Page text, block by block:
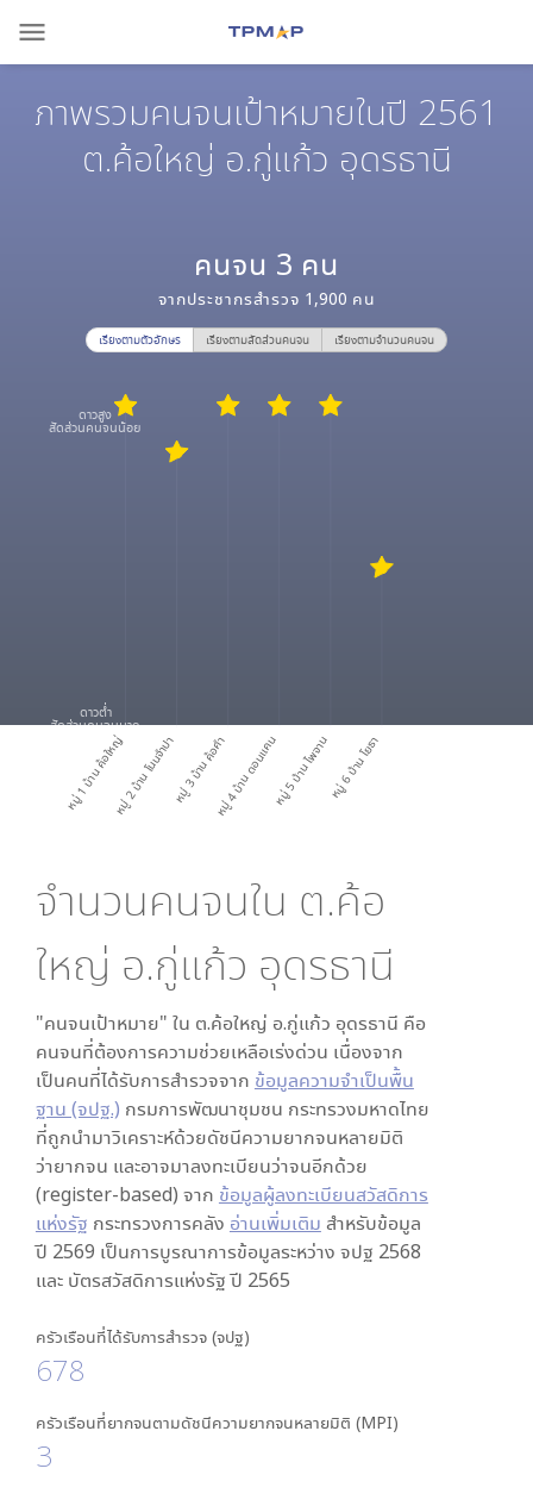
menu
ภาพรวมคนจนเป้าหมายในปี 2561
ต.ค้อใหญ่ อ.กู่แก้ว อุดรธานี
คนจน 3 คน
จากประชากรสำรวจ 1,900 คน
เรียงตามตัวอักษร เรียงตามสัดส่วนคนจน เรียงตามจำนวนคนจน
หมู่ 1 บ้าน ค้อใหญ่หมู่ 2 บ้าน โนนจำปาหมู่ 3 บ้าน ค้อคำหมู่ 4 บ้าน ดอนแคนหมู่ 5 บ้าน ไพจานหมู่ 6 บ้าน โยธา
ดาวสูง
สัดส่วนคนจนน้อย
ดาวต่ำ
สัดส่วนคนจนมาก
จำนวนคนจนใน ต.ค้อ
ใหญ่ อ.กู่แก้ว อุดรธานี
"คนจนเป้าหมาย" ใน ต.ค้อใหญ่ อ.กู่แก้ว อุดรธานี คือ
คนจนที่ต้องการความช่วยเหลือเร่งด่วน เนื่องจาก
เป็นคนที่ได้รับการสำรวจจาก ข้อมูลความจำเป็นพื้น
ฐาน (จปฐ.) กรมการพัฒนาชุมชน กระทรวงมหาดไทย
ที่ถูกนำมาวิเคราะห์ด้วยดัชนีความยากจนหลายมิติ
ว่ายากจน และอาจมาลงทะเบียนว่าจนอีกด้วย
(register-based) จาก ข้อมูลผู้ลงทะเบียนสวัสดิการ
แห่งรัฐ กระทรวงการคลัง อ่านเพิ่มเติม สำหรับข้อมูล
ปี 2569 เป็นการบูรณาการข้อมูลระหว่าง จปฐ 2568
และ บัตรสวัสดิการแห่งรัฐ ปี 2565
ครัวเรือนที่ได้รับการสำรวจ (จปฐ)
678
ครัวเรือนที่ยากจนตามดัชนีความยากจนหลายมิติ (MPI)
3